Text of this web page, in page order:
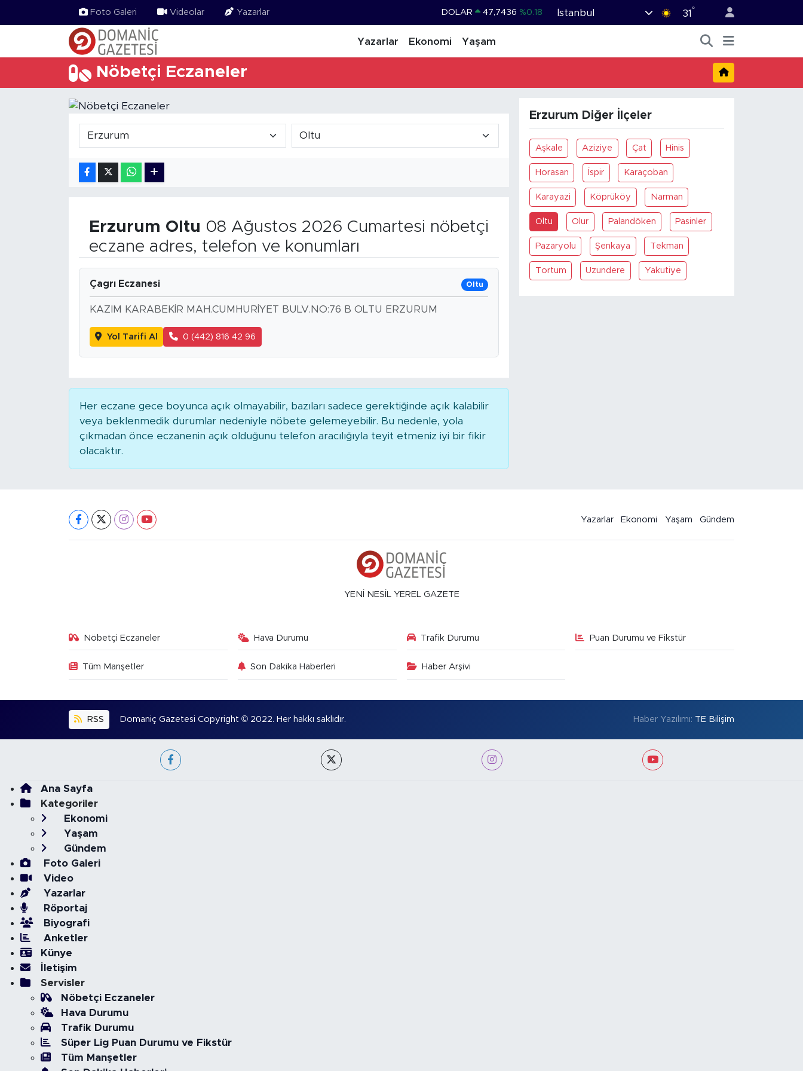
Foto Galeri Videolar Yazarlar DOLAR 47,7436 %0.18
STERLİN 64,4811 %0.38
%-0.18
İstanbul 31 °
Yazarlar Ekonomi Yaşam
Nöbetçi Eczaneler
Erzurum Oltu 08 Ağustos 2026 Cumartesi nöbetçi
eczane adres, telefon ve konumları
Çagrı Eczanesi Oltu
KAZIM KARABEKİR MAH.CUMHURİYET BULV.NO:76 B OLTU ERZURUM
Yol Tarifi Al 0 (442) 816 42 96
Her eczane gece boyunca açık olmayabilir, bazıları sadece gerektiğinde açık kalabilir
veya beklenmedik durumlar nedeniyle nöbete gelemeyebilir. Bu nedenle, yola
çıkmadan önce eczanenin açık olduğunu telefon aracılığıyla teyit etmeniz iyi bir fikir
olacaktır.
Erzurum Diğer İlçeler
Aşkale Aziziye Çat Hinis
Horasan İspir Karaçoban
Karayazi Köprüköy Narman
Oltu Olur Palandöken Pasinler
Pazaryolu Şenkaya Tekman
Tortum Uzundere Yakutiye
Yazarlar Ekonomi Yaşam Gündem
YENİ NESİL YEREL GAZETE
Nöbetçi Eczaneler Hava Durumu Trafik Durumu Puan Durumu ve Fikstür
Tüm Manşetler Son Dakika Haberleri Haber Arşivi
RSS Domaniç Gazetesi Copyright © 2022. Her hakkı saklıdır. Haber Yazılımı: TE Bilişim
Ana Sayfa
Kategoriler
Ekonomi
Yaşam
Gündem
Foto Galeri
Video
Yazarlar
Röportaj
Biyografi
Anketler
Künye
İletişim
Servisler
Nöbetçi Eczaneler
Hava Durumu
Trafik Durumu
Süper Lig Puan Durumu ve Fikstür
Tüm Manşetler